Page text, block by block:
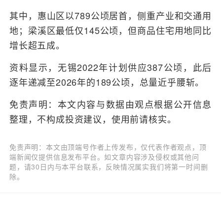
其中，惠山区以789公顷居首，侧重产业和交通用
地；梁溪区最低仅145公顷，但商品住宅用地同比
增长超五成。
资料显示，无锡2022年计划供应387公顷，此后
逐年递减至2026年的189公顷，总量近乎腰斩。
免责声明：本文内容与数据由观点根据公开信息
整理，不构成投资建议，使用前请核实。
免责声明：本文由顶端号作者上传发布，仅代表作者观点，顶
端新闻仅提供信息发布平台。如文章内容涉及侵权或其他问
题，请30日内与本平台联系，反映情况属实我们将第一时间删
除。